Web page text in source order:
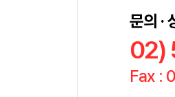
문의 ·
02)
Fax :